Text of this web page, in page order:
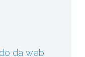
da web